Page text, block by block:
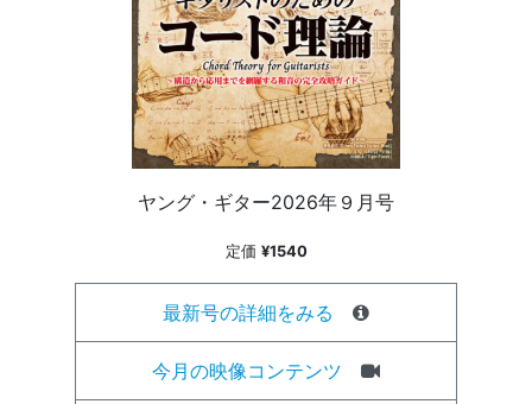
ヤング・ギター2026年９月号
定価 ¥1540
最新号の詳細をみる
今月の映像コンテンツ